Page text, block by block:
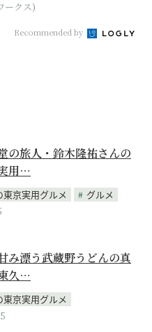
ークス)
Recommended by
の旅人・鈴木隆祐さんの
用…
東京実用グルメ
グルメ
み漂う武蔵野うどんの真
久…
東京実用グルメ